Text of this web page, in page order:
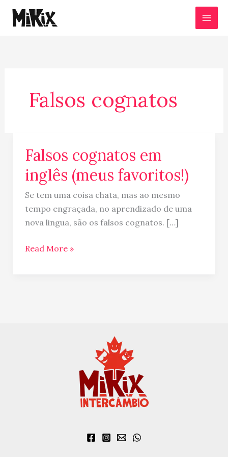
para
Falsos cognatos
Falsos cognatos em
inglês (meus favoritos!)
Se tem uma coisa chata, mas ao mesmo
tempo engraçada, no aprendizado de uma
nova lingua, são os falsos cognatos. […]
Falsos
cognatos
em
inglês
(meus
favoritos!)
Read More »